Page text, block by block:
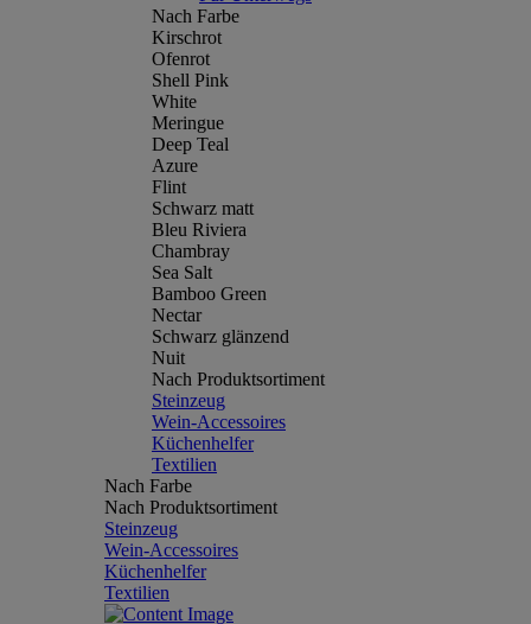
Nach Farbe
Kirschrot
Ofenrot
Shell Pink
White
Meringue
Deep Teal
Azure
Flint
Schwarz matt
Bleu Riviera
Chambray
Sea Salt
Bamboo Green
Nectar
Schwarz glänzend
Nuit
Nach Produktsortiment
Steinzeug
Wein-Accessoires
Küchenhelfer
Textilien
Nach Farbe
Nach Produktsortiment
Steinzeug
Wein-Accessoires
Küchenhelfer
Textilien